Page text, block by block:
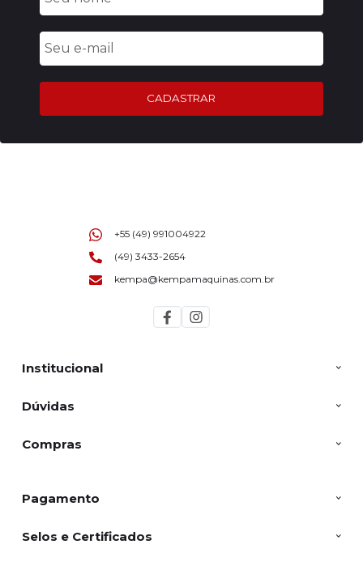
CADASTRAR
Institucional
Dúvidas
Compras
+55 (49) 991004922
(49) 3433-2654
kempa@kempamaquinas.com.br
Pagamento
Selos e Certificados